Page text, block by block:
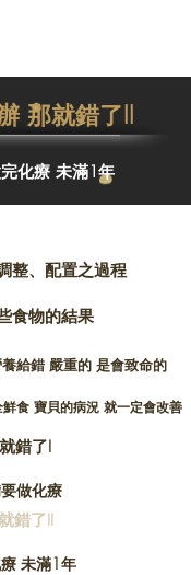
那就錯了II
化療 未滿1年
整、配置之過程
食物的結果
給錯 嚴重的 是會致命的
食 寶貝的病況 就一定會改善
錯了I
做化療
錯了II
未滿1年